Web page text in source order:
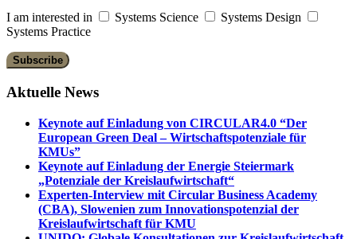
I am interested in Systems Science
Systems Design
Systems Practice
Aktuelle News
Keynote auf Einladung von CIRCULAR4.0 “Der
European Green Deal – Wirtschaftspotenziale für
KMUs”
Keynote auf Einladung der Energie Steiermark
„Potenziale der Kreislaufwirtschaft“
Experten-Interview mit Circular Business Academy
(CBA), Slowenien zum Innovationspotenzial der
Kreislaufwirtschaft für KMU